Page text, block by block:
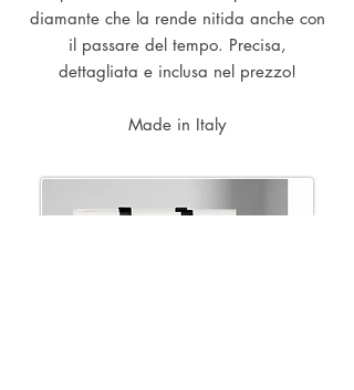
diamante che la rende nitida anche con
il passare del tempo. Precisa,
dettagliata e inclusa nel prezzo!
Made in Italy